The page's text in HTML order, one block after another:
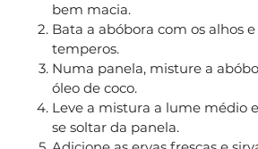
bem macia.
Bata a abóbora com os alhos
temperos.
Numa panela, misture a
óleo de coco.
Leve a mistura a lume médio
se soltar da panela.